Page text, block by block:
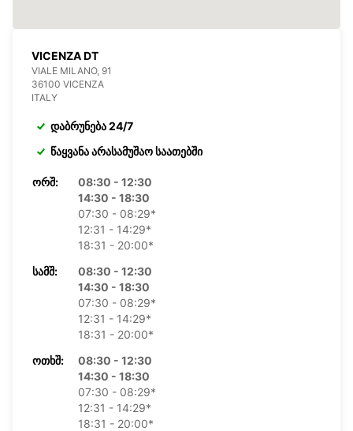
VICENZA DT
VIALE MILANO, 91
36100 VICENZA
ITALY
დაბრუნება 24/7
წაყვანა არასამუშაო საათებში
ᲝᲠᲨ:
08:30 - 12:30
14:30 - 18:30
07:30 - 08:29*
12:31 - 14:29*
18:31 - 20:00*
ᲡᲐᲛᲨ:
08:30 - 12:30
14:30 - 18:30
07:30 - 08:29*
12:31 - 14:29*
18:31 - 20:00*
ᲝᲗᲮᲨ:
08:30 - 12:30
14:30 - 18:30
07:30 - 08:29*
12:31 - 14:29*
18:31 - 20:00*